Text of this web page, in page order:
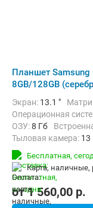
Планшет Samsung
8GB/128GB
Экран: 13.1 "
Операционная
ОЗУ:8 Гб
Тыловая камера:
Беспроводная связь:
Комплектация:
Бесплатная,
карта,
от1 560,00 p.